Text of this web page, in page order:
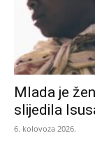
Mlada je
slijedila
6. kolovoza 2026.